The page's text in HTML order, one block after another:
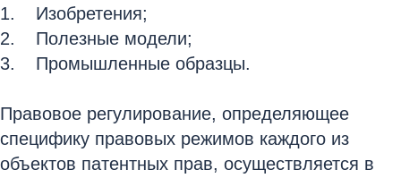
Изобретения;
Полезные модели;
Промышленные образцы.
Правовое регулирование, определяющее
специфику правовых режимов каждого из
объектов патентных прав, осуществляется в